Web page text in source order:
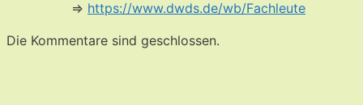
=> https://www.dwds.de/wb/Fachleute
Die Kommentare sind geschlossen.